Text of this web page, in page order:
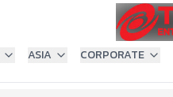
ASIA CORPORATE